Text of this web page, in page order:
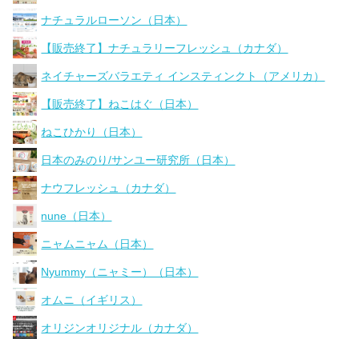
ナチュラルローソン（日本）
【販売終了】ナチュラリーフレッシュ（カナダ）
ネイチャーズバラエティ インスティンクト（アメリカ）
【販売終了】ねこはぐ（日本）
ねこひかり（日本）
日本のみのり/サンユー研究所（日本）
ナウフレッシュ（カナダ）
nune（日本）
ニャムニャム（日本）
Nyummy（ニャミー）（日本）
オムニ（イギリス）
オリジンオリジナル（カナダ）